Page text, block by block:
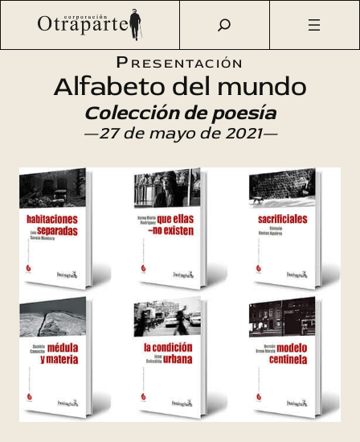
Saltar
Otraparte.org/ Agenda Cultural Literatura
Colección de
poesía «Alfabeto del mundo» (3)
Presentación
Alfabeto del mundo
Colección de poesía
—27 de mayo de 2021—